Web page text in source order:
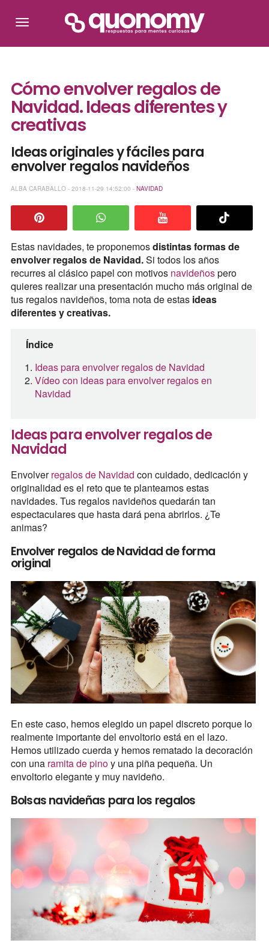
Cómo envolver regalos de
Navidad. Ideas diferentes y
creativas
Ideas originales y fáciles para
envolver regalos navideños
ALBA CARABALLO - 2018-11-29 14:52:00 - NAVIDAD
Estas navidades, te proponemosdistintas formas de
envolver regalos de Navidad.Si todos los años
recurres al clásico papel con motivos navideñospero
quieres realizar una presentación mucho más original de
tus regalos navideños, toma nota de estasideas
diferentes y creativas.
Índice
Ideas para envolver regalos de Navidad
Vídeo con ideas para envolver regalos en
Navidad
Ideas para envolver regalos de
Navidad
Envolverregalos de Navidad con cuidado, dedicación y
originalidad es el reto que te planteamos estas
navidades. Tus regalos navideños quedarán tan
espectaculares que hasta dará pena abrirlos. ¿Te
animas?
Envolver regalos de Navidad de forma
original
En este caso, hemos elegido un papel discreto porque lo
realmente importante del envoltorio está en el lazo.
Hemos utilizado cuerda y hemos rematado la decoración
con una ramita de pinoy una piña pequeña. Un
envoltorio elegante y muy navideño.
Bolsas navideñas para los regalos